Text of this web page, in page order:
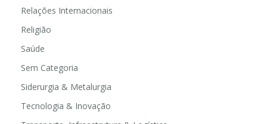
Relações Internacionais
Religião
Saúde
Sem Categoria
Siderurgia & Metalurgia
Tecnologia & Inovação